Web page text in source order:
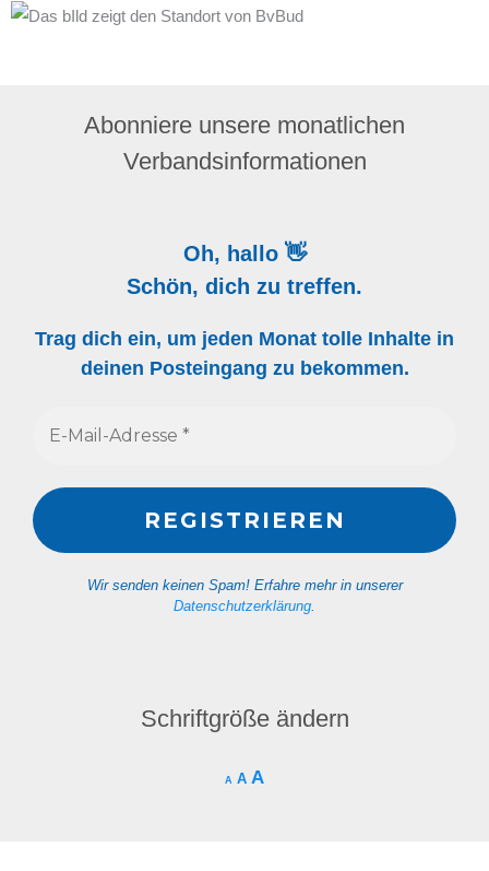
Abonniere unsere monatlichen
Verbandsinformationen
Oh, hallo 👋
Schön, dich zu treffen.
Trag dich ein, um jeden Monat tolle Inhalte in
deinen Posteingang zu bekommen.
Wir senden keinen Spam! Erfahre mehr in unserer
Datenschutzerklärung.
Schriftgröße ändern
A A A